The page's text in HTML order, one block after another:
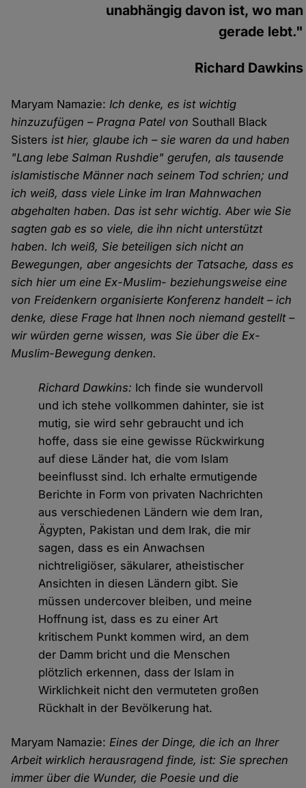
unabhängig davon ist, wo man
gerade lebt."
Richard Dawkins
Maryam Namazie:Ich denke, es ist wichtig
hinzuzufügen – Pragna Patel von Southall Black
Sisters ist hier, glaube ich – sie waren da und haben
"Lang lebe Salman Rushdie" gerufen, als tausende
islamistische Männer nach seinem Tod schrien; und
ich weiß, dass viele Linke im Iran Mahnwachen
abgehalten haben. Das ist sehr wichtig. Aber wie Sie
sagten gab es so viele, die ihn nicht unterstützt
haben. Ich weiß, Sie beteiligen sich nicht an
Bewegungen, aber angesichts der Tatsache, dass es
sich hier um eine Ex-Muslim- beziehungsweise eine
von Freidenkern organisierte Konferenz handelt – ich
denke, diese Frage hat Ihnen noch niemand gestellt –
wir würden gerne wissen, was Sie über die Ex-
Muslim-Bewegung denken.
Richard Dawkins: Ich finde sie wundervoll
und ich stehe vollkommen dahinter, sie ist
mutig, sie wird sehr gebraucht und ich
hoffe, dass sie eine gewisse Rückwirkung
auf diese Länder hat, die vom Islam
beeinflusst sind. Ich erhalte ermutigende
Berichte in Form von privaten Nachrichten
aus verschiedenen Ländern wie dem Iran,
Ägypten, Pakistan und dem Irak, die mir
sagen, dass es ein Anwachsen
nichtreligiöser, säkularer, atheistischer
Ansichten in diesen Ländern gibt. Sie
müssen undercover bleiben, und meine
Hoffnung ist, dass es zu einer Art
kritischem Punkt kommen wird, an dem
der Damm bricht und die Menschen
plötzlich erkennen, dass der Islam in
Wirklichkeit nicht den vermuteten großen
Rückhalt in der Bevölkerung hat.
Maryam Namazie:Eines der Dinge, die ich an Ihrer
Arbeit wirklich herausragend finde, ist: Sie sprechen
immer über die Wunder, die Poesie und die